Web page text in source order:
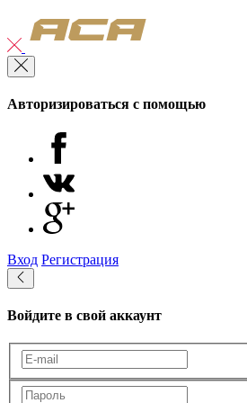
Авторизироваться с помощью
Вход Регистрация
Войдите в свой аккаунт